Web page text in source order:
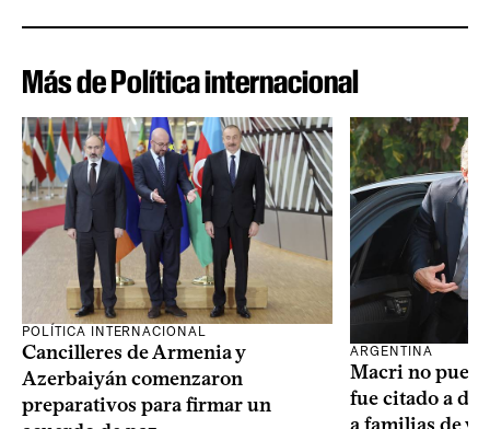
Más de Política internacional
POLÍTICA INTERNACIONAL
Cancilleres de Armenia y
Azerbaiyán comenzaron
preparativos para firmar un
ARGENTINA
Macri no
fue citado a